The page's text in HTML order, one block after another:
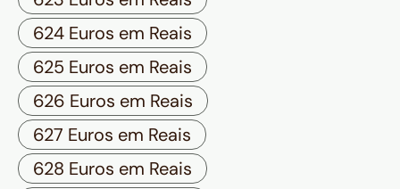
624 Euros em Reais
625 Euros em Reais
626 Euros em Reais
627 Euros em Reais
628 Euros em Reais